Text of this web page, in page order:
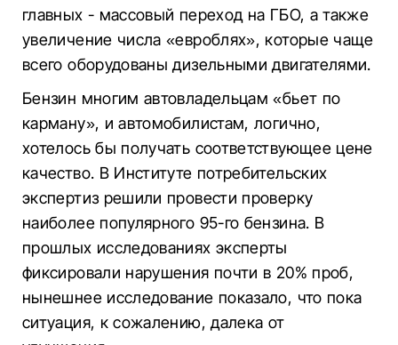
главных - массовый переход на ГБО, а также
увеличение числа «евроблях», которые чаще
всего оборудованы дизельными двигателями.
Бензин многим автовладельцам «бьет по
карману», и автомобилистам, логично,
хотелось бы получать соответствующее цене
качество. В Институте потребительских
экспертиз решили провести проверку
наиболее популярного 95-го бензина. В
прошлых исследованиях эксперты
фиксировали нарушения почти в 20% проб,
нынешнее исследование показало, что пока
ситуация, к сожалению, далека от